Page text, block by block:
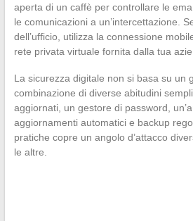
aperta di un caffè per controllare le
le comunicazioni a un’intercettazione.
dell’ufficio, utilizza la connessione
rete privata virtuale fornita dalla tua
La sicurezza digitale non si basa su un
combinazione di diverse abitudini
aggiornati, un gestore di password,
aggiornamenti automatici e backup
pratiche copre un angolo d’attacco
le altre.